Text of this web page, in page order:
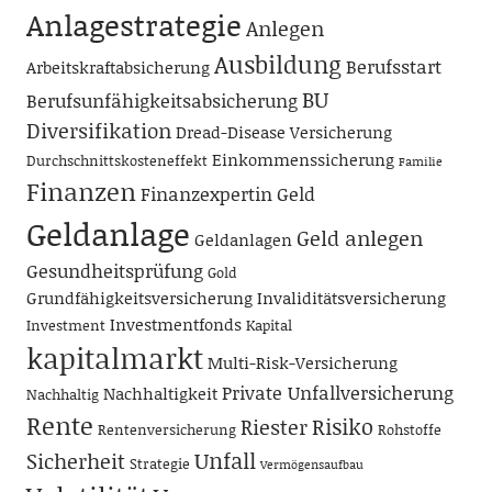
AnlagestrategieAnlegen
ArbeitskraftabsicherungAusbildung Berufsstart
BerufsunfähigkeitsabsicherungBU
DiversifikationDread-Disease Versicherung
Durchschnittskosteneffekt Einkommenssicherung Familie
FinanzenFinanzexpertinGeld
Geldanlage Geldanlagen Geld anlegen
Gesundheitsprüfung Gold
GrundfähigkeitsversicherungInvaliditätsversicherung
Investment Investmentfonds Kapital
kapitalmarktMulti-Risk-Versicherung
Nachhaltig NachhaltigkeitPrivate Unfallversicherung
Rente Rentenversicherung RiesterRisiko Rohstoffe
Sicherheit Strategie Unfall Vermögensaufbau